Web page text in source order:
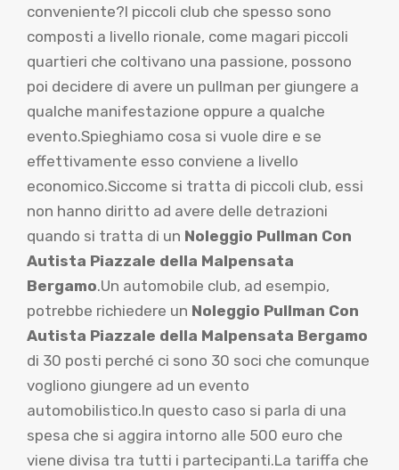
conveniente?I piccoli club che spesso sono
composti a livello rionale, come magari piccoli
quartieri che coltivano una passione, possono
poi decidere di avere un pullman per giungere a
qualche manifestazione oppure a qualche
evento.Spieghiamo cosa si vuole dire e se
effettivamente esso conviene a livello
economico.Siccome si tratta di piccoli club, essi
non hanno diritto ad avere delle detrazioni
quando si tratta di un Noleggio Pullman Con
Autista Piazzale della Malpensata
Bergamo.Un automobile club, ad esempio,
potrebbe richiedere un Noleggio Pullman Con
Autista Piazzale della Malpensata Bergamo
di 30 posti perché ci sono 30 soci che comunque
vogliono giungere ad un evento
automobilistico.In questo caso si parla di una
spesa che si aggira intorno alle 500 euro che
viene divisa tra tutti i partecipanti.La tariffa che